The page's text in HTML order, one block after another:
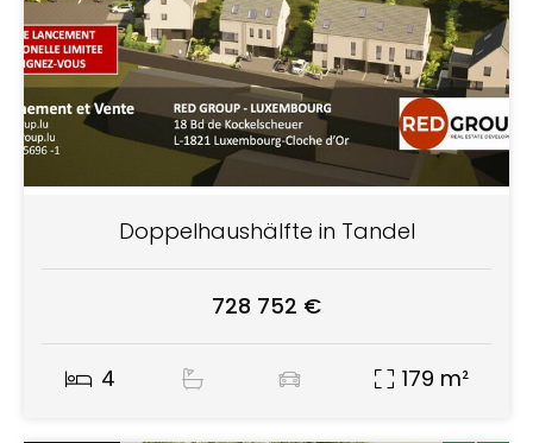
Doppelhaushälfte in Tandel
728 752 €
4 179 m²